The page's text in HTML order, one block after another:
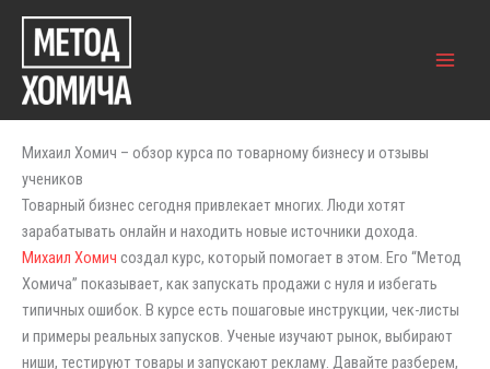
Перейти
содержимому
Menu
Михаил Хомич – обзор курса по товарному бизнесу и отзывы
учеников
Товарный бизнес сегодня привлекает многих. Люди хотят
зарабатывать онлайн и находить новые источники дохода.
Михаил Хомич создал курс, который помогает в этом. Его “Метод
Хомича” показывает, как запускать продажи с нуля и избегать
типичных ошибок. В курсе есть пошаговые инструкции, чек-листы
и примеры реальных запусков. Ученые изучают рынок, выбирают
ниши, тестируют товары и запускают рекламу. Давайте разберем,